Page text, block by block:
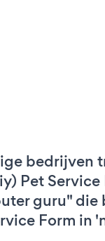
bedrijven
Pet
guru"
Form in